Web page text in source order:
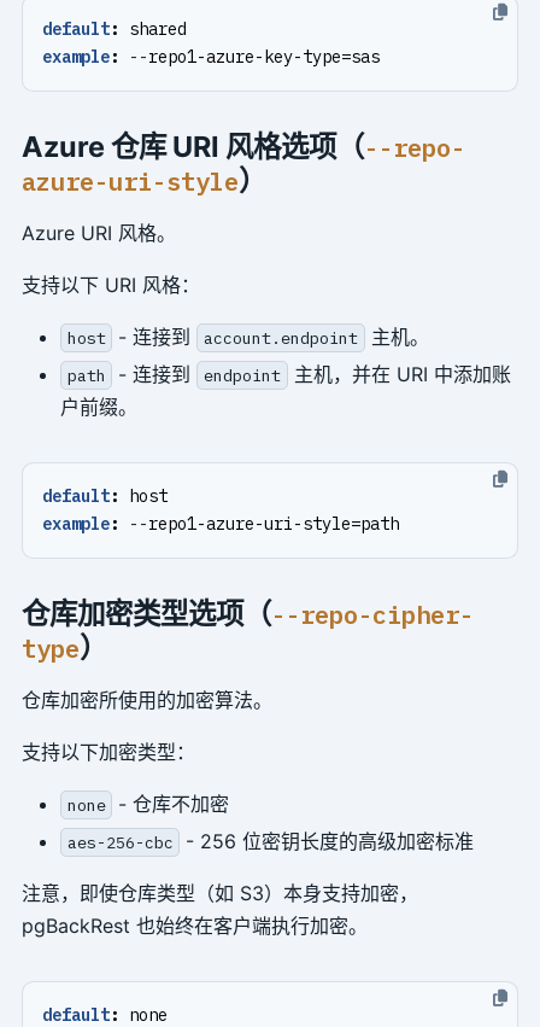
default:
shared
example: --repo1-azure-key-type=sas
Azure 仓库 URI 风格选项（--repo-
azure-uri-style）
Azure URI 风格。
支持以下 URI 风格：
host - 连接到 account.endpoint 主机。
path - 连接到 endpoint
主机，并在 URI 中添加账
户前缀。
default:
host
example: --repo1-azure-uri-style=path
仓库加密类型选项（--repo-cipher-
type）
仓库加密所使用的加密算法。
支持以下加密类型：
none - 仓库不加密
aes-256-cbc - 256 位密钥长度的高级加密标准
注意，即使仓库类型（如 S3）本身支持加密，
pgBackRest 也始终在客户端执行加密。
default:
none